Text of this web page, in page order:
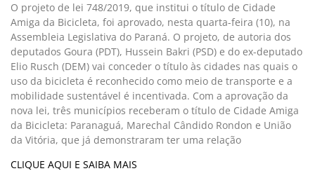
O projeto de lei 748/2019, que institui o título de Cidade
Amiga da Bicicleta, foi aprovado, nesta quarta-feira (10), na
Assembleia Legislativa do Paraná. O projeto, de autoria dos
deputados Goura (PDT), Hussein Bakri (PSD) e do ex-deputado
Elio Rusch (DEM) vai conceder o título às cidades nas quais o
uso da bicicleta é reconhecido como meio de transporte e a
mobilidade sustentável é incentivada. Com a aprovação da
nova lei, três municípios receberam o título de Cidade Amiga
da Bicicleta: Paranaguá, Marechal Cândido Rondon e União
da Vitória, que já demonstraram ter uma relação
CLIQUE AQUI E SAIBA MAIS